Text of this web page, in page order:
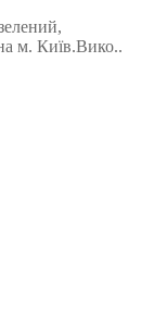
м. Київ.Вико..